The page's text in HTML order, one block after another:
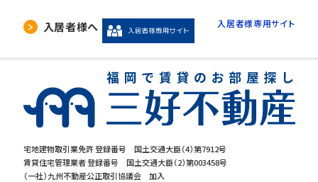
宅地建物取引業免許 登録番号 国土交通大臣（4）第7912号
賃貸住宅管理業者 登録番号 国土交通大臣（2）第003458号
（一社）九州不動産公正取引協議会 加入
入居者様へ 入居者様専用サイト